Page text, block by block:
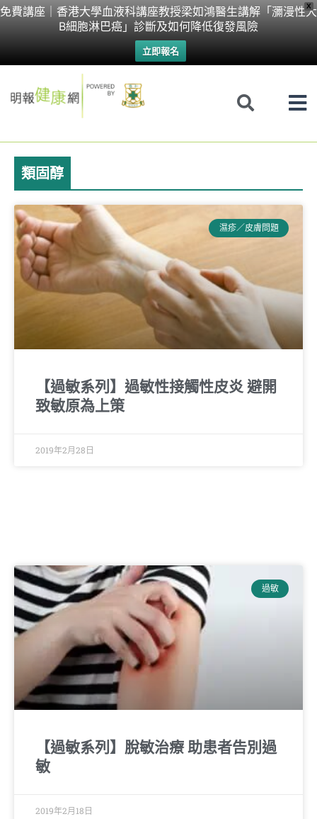
X
免費講座｜香港大學血液科講座教授梁如鴻醫生講解「瀰漫性大
B細胞淋巴癌」診斷及如何降低復發風險
立即報名
Skip
類固醇
濕疹／皮膚問題
【過敏系列】過敏性接觸性皮炎 避開
致敏原為上策
2019年2月28日
過敏
【過敏系列】脫敏治療 助患者告別過
敏
2019年2月18日
Page